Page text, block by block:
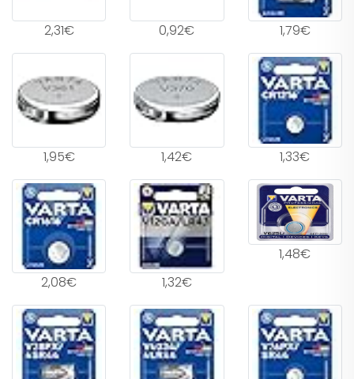
2,31€ 0,92€ 1,79€
1,95€ 1,42€ 1,33€
2,08€ 1,32€
1,48€